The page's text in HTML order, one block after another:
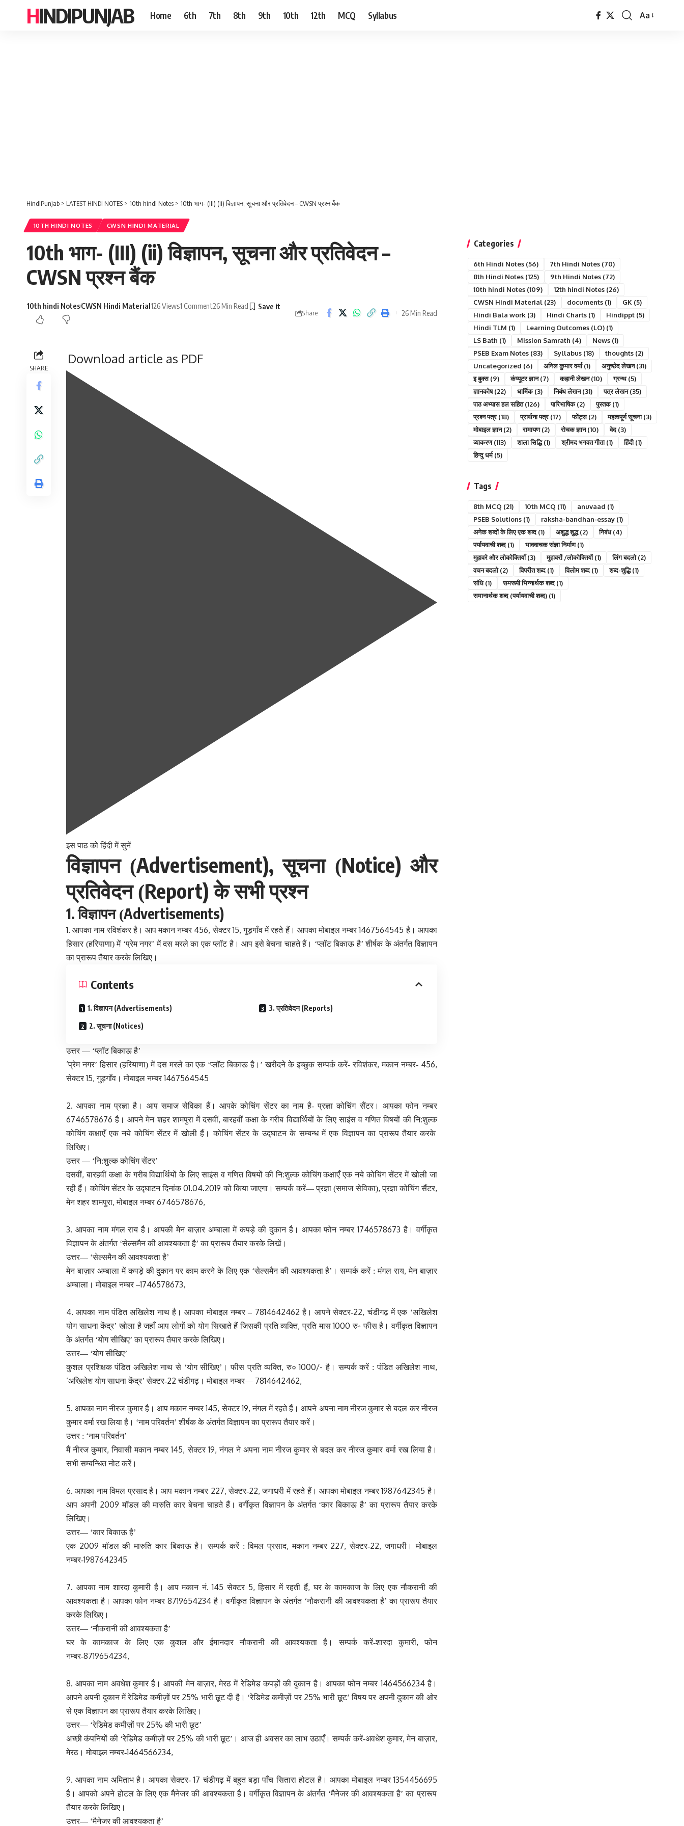
HINDIPUNJAB Home 6th 7th 8th 9th 10th 12th MCQ Syllabus
Font
Aa
HindiPunjab > LATEST HINDI NOTES > 10th hindi Notes > 10th भाग- (III) (ii) विज्ञापन, सूचना और प्रतिवेदन – CWSN प्रश्न बैंक
10TH HINDI NOTES CWSN HINDI MATERIAL
10th भाग- (III) (ii) विज्ञापन, सूचना और प्रतिवेदन –
CWSN प्रश्न बैंक
10th hindi NotesCWSN Hindi Material126 Views1 Comment26 Min Read
Share 26 Min Read
SHARE
Download article as PDF
इस पाठ को हिंदी में सुनें
विज्ञापन (Advertisement),सूचना (Notice) और
प्रतिवेदन (Report)के सभी प्रश्न
1.विज्ञापन (Advertisements)
1.आपका नाम रविशंकर है। आप मकान नम्बर 456,सेक्टर15,गुड़गाँव में रहते हैं। आपका मोबाइल नम्बर1467564545 है। आपका
हिसार (हरियाणा) में ‘प्रेम नगर’ में दस मरले का एक प्लॉट है। आप इसे बेचना चाहते हैं। ‘प्लॉट बिकाऊ है’ शीर्षक के अंतर्गत विज्ञापन
का प्रारूप तैयार करके लिखिए।
Contents
1. विज्ञापन (Advertisements)
2. सूचना (Notices)
3. प्रतिवेदन (Reports)
उत्तर — ‘प्लॉट बिकाऊ है’
‘प्रेम नगर’ हिसार (हरियाणा) में दस मरले का एक ‘प्लॉट बिकाऊ है।’ खरीदने के इच्छुक सम्पर्क करें- रविशंकर,मकान नम्बर- 456,
सेक्टर15,गुड़गाँव। मोबाइल नम्बर1467564545
2.आपका नाम प्रज्ञा है। आप समाज सेविका हैं। आपके कोचिंग सेंटर का नाम है- प्रज्ञा कोचिंग सैंटर। आपका फोन नम्बर
6746578676 है। आपने मेन शहर शामपुरा में दसवीं,बारहवीं कक्षा के गरीब विद्यार्थियों के लिए साइंस व गणित विषयों कीनि:शुल्क
कोचिंग कक्षाएँ एक नये कोचिंग सेंटर में खोली हैं। कोचिंग सेंटर के उद्घाटन के सम्बन्ध में एक विज्ञापन का प्रारूप तैयार करके
लिखिए।
उत्तर — ‘नि:शुल्क कोचिंग सेंटर’
दसवीं,बारहवीं कक्षा के गरीब विद्यार्थियों के लिए साइंस व गणित विषयों की नि:शुल्क कोचिंग कक्षाएँ एक नये कोचिंग सेंटर में खोली जा
रही हैं। कोचिंग सेंटर के उद्घाटन दिनांक01.04.2019 को किया जाएगा। सम्पर्क करें— प्रज्ञा (समाज सेविका),प्रज्ञा कोचिंग सैंटर,
मेन शहर शामपुरा,मोबाइल नम्बर 6746578676,
3. आपका नाम मंगल राय है। आपकी मेन बाज़ार अम्बाला में कपड़े की दुकान है। आपका फोन नम्बर1746578673 है। वर्गीकृत
विज्ञापन के अंतर्गत ‘सेल्समैन की आवश्यकता है’ का प्रारूप तैयार करके लिखें।
उत्तर— ‘सेल्समैन की आवश्यकता है’
मेन बाज़ार अम्बाला में कपड़े की दुकान पर काम करने के लिए एक ‘सेल्समैन की आवश्यकता है’। सम्पर्क करें : मंगल राय,मेन बाज़ार
अम्बाला। मोबाइल नम्बर –1746578673,
4.आपका नाम पंडित अखिलेश नाथ है। आपका मोबाइल नम्बर – 7814642462 है। आपने सेक्टर-22,चंडीगढ़ में एक ‘अखिलेश
योग साधना केंद्र’ खोला है जहाँ आप लोगों को योग सिखाते हैं जिसकी प्रति व्यक्ति,प्रति मास1000 रु॰ फीस है। वर्गीकृत विज्ञापन
के अंतर्गत ‘योग सीखिए’ का प्रारूप तैयार करके लिखिए।
उत्तर— ‘योग सीखिए’
कुशल प्रशिक्षक पंडित अखिलेश नाथ से ‘योग सीखिए’। फीस प्रति व्यक्ति,रु०1000/-है। सम्पर्क करें : पंडित अखिलेश नाथ,
‘अखिलेश योग साधना केंद्र’ सेक्टर-22 चंडीगढ़। मोबाइल नम्बर— 7814642462,
5.आपका नाम नीरज कुमार है। आप मकान नम्बर145,सेक्टर19,नंगल में रहते हैं। आपने अपना नाम नीरज कुमार से बदल कर नीरज
कुमार वर्मा रख लिया है। ‘नाम परिवर्तन’ शीर्षक के अंतर्गत विज्ञापन का प्रारूप तैयार करें।
उत्तर : ‘नाम परिवर्तन’
मैं नीरज कुमार,निवासी मकान नम्बर145,सेक्टर19,नंगल ने अपना नाम नीरज कुमार से बदल कर नीरज कुमार वर्मा रख लिया है।
सभी सम्बन्धित नोट करें।
6.आपका नाम विमल प्रसाद है। आप मकान नम्बर 227,सेक्टर-22,जगाधरी में रहते हैं। आपका मोबाइल नम्बर1987642345 है।
आप अपनी 2009 मॉडल की मारुति कार बेचना चाहते हैं। वर्गीकृत विज्ञापन के अंतर्गत ‘कार बिकाऊ है’ का प्रारूप तैयार करके
लिखिए।
उत्तर— ‘कार बिकाऊ है’
एक 2009 मॉडल की मारुति कार बिकाऊ है। सम्पर्क करें : विमल प्रसाद,मकान नम्बर 227,सेक्टर-22,जगाधरी। मोबाइल
नम्बर-1987642345
7. आपका नाम शारदा कुमारी है। आप मकान नं.145 सेक्टर 5,हिसार में रहती हैं,घर के कामकाज के लिए एक नौकरानी की
आवश्यकता है। आपका फोन नम्बर8719654234 है। वर्गीकृत विज्ञापन के अंतर्गत ‘नौकरानी की आवश्यकता है’ का प्रारूप तैयार
करके लिखिए।
उत्तर— ‘नौकरानी की आवश्यकता है’
घर के कामकाज के लिए एक कुशल और ईमानदार नौकरानी की आवश्यकता है। सम्पर्क करें-शारदा कुमारी,फोन
नम्बर-8719654234,
8.आपका नाम अवधेश कुमार है। आपकी मेन बाज़ार,मेरठ में रेडिमेड कपड़ों की दुकान है। आपका फोन नम्बर1464566234है।
आपने अपनी दुकान में रेडिमेड कमीज़ों पर 25% भारी छूट दी है। ‘रेडिमेड कमीज़ों पर 25% भारी छूट’ विषय पर अपनी दुकान की ओर
से एक विज्ञापन का प्रारूप तैयार करके लिखिए।
उत्तर— ‘रेडिमेड कमीज़ों पर 25% की भारी छूट’
अच्छी कंपनियों की ‘रेडिमेड कमीज़ों पर 25% की भारी छूट’। आज ही अवसर का लाभ उठाएँ। सम्पर्क करें-अवधेश कुमार,मेन बाज़ार,
मेरठ। मोबाइल नम्बर-1464566234,
9.आपका नाम अमिताभ है। आपका सेक्टर-17 चंडीगढ़ में बहुत बड़ा पाँच सितारा होटल है। आपका मोबाइल नम्बर1354456695
है। आपको अपने होटल के लिए एक मैनेजर की आवश्यकता है। वर्गीकृत विज्ञापन के अंतर्गत ‘मैनेजर की आवश्यकता है’ का प्रारूप
तैयार करके लिखिए।
उत्तर— ‘मैनेजर की आवश्यकता है’
Categories
6th Hindi Notes(56) 7th Hindi Notes(70)
8th Hindi Notes(125) 9th Hindi Notes(72)
10th hindi Notes(109) 12th hindi Notes(26)
CWSN Hindi Material(23) documents(1) GK (5)
Hindi Bala work(3) Hindi Charts(1) Hindippt(5)
Hindi TLM (1) Learning Outcomes (LO)(1)
LS Bath (1) Mission Samrath (4) News(1)
PSEB Exam Notes(83) Syllabus(18) thoughts(2)
Uncategorized (6) अनिल कुमार वर्मा(1) अनुच्छेद लेखन(31)
इ बुक्स(9) कंप्यूटर ज्ञान(7) कहानी लेखन(10) ग्रन्थ(5)
ज्ञानकोष(22) धार्मिक(3) निबंध लेखन(31) पत्र लेखन(35)
पाठ अभ्यास हल सहित(126) पारिभाषिक(2) पुस्तक(1)
प्रश्न पत्र(18) प्रार्थना पत्र(17) फोंट्स(2) महत्वपूर्ण सूचना(3)
मोबाइल ज्ञान(2) रामायण(2) रोचक ज्ञान(10) वेद(3)
व्याकरण(113) शाला सिद्धि(1) श्रीमद भगवत गीता(1) हिंदी(1)
हिन्दु धर्म(5)
Tags
8th MCQ (21) 10th MCQ (11) anuvaad (1)
PSEB Solutions(1) raksha-bandhan-essay(1)
अनेक शब्दों के लिए एक शब्द(1) अशुद्ध शुद्ध(2) निबंध(4)
पर्यायवाची शब्द(1) भाववाचक संज्ञा निर्माण(1)
मुहावरे और लोकोक्तियाँ(3) मुहावरों /लोकोक्तियों(1) लिंग बदलो(2)
वचन बदलो(2) विपरीत शब्द(1) विलोम शब्द(1) शब्द-शुद्धि(1)
संधि(1) समरूपी भिन्नार्थक शब्द(1)
समानार्थक शब्द (पर्यायवाची शब्द)(1)